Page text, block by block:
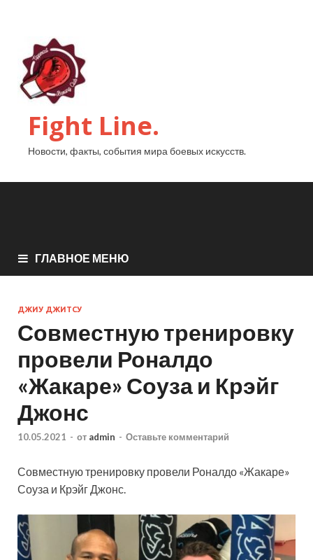
Fight Line.
Новости, факты, события мира боевых искусств.
ГЛАВНОЕ МЕНЮ
ДЖИУ ДЖИТСУ
Совместную тренировку
провели Роналдо
«Жакаре» Соуза и Крэйг
Джонс
10.05.2021 - от admin - Оставьте комментарий
Совместную тренировку провели Роналдо «Жакаре»
Соуза и Крэйг Джонс.